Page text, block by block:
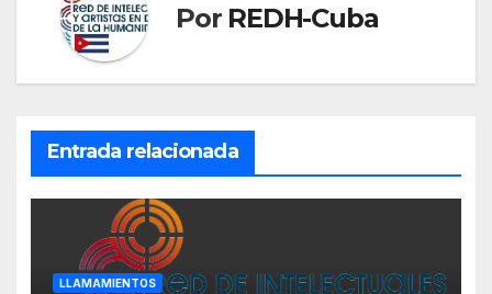
Por REDH-Cuba
Entrada relacionada
LLAMAMIENTOS